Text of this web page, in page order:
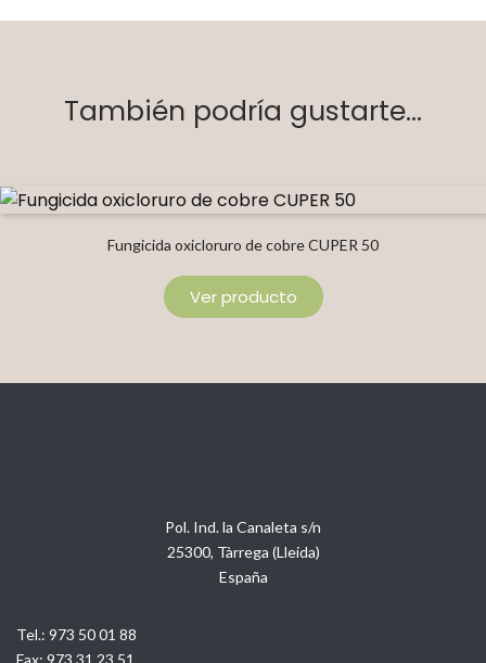
También podría gustarte...
Fungicida oxicloruro de cobre CUPER 50
Ver producto
Pol. Ind. la Canaleta s/n
25300, Tàrrega (Lleida)
España
Tel.: 973 50 01 88
Fax: 973 31 23 51